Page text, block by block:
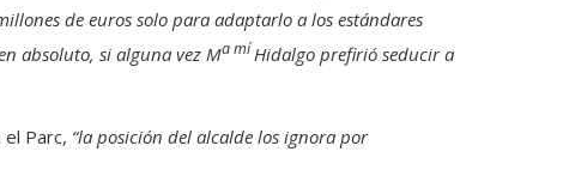
de euros solo para adaptarlo a los estándares
absoluto, si alguna vez Ma míHidalgo prefirió seducir a
el Parc, “la posición del alcalde los ignora por